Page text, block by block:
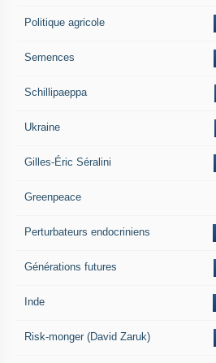
Politique agricole
Semences
Schillipaeppa
Ukraine
Gilles-Éric Séralini
Greenpeace
Perturbateurs endocriniens
Générations futures
Inde
Risk-monger (David Zaruk)